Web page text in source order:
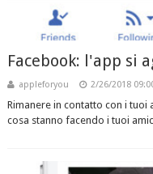
Facebook: l'app si
appleforyou 2/26/2018
Rimanere in contatto con i tuoi
cosa stanno facendo i tuoi